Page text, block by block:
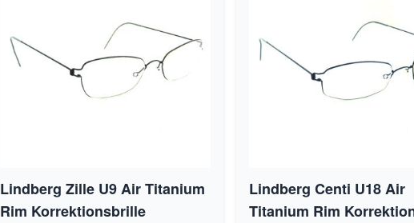
Lindberg Zille U9 Air Titanium
Rim Korrektionsbrille
Lindberg Centi U18 Air
Titanium Rim